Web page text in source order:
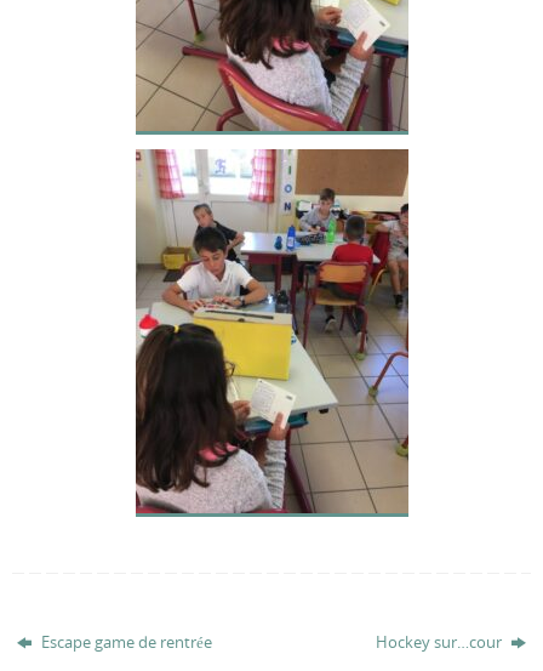
Escape game de rentrée Hockey sur…cour